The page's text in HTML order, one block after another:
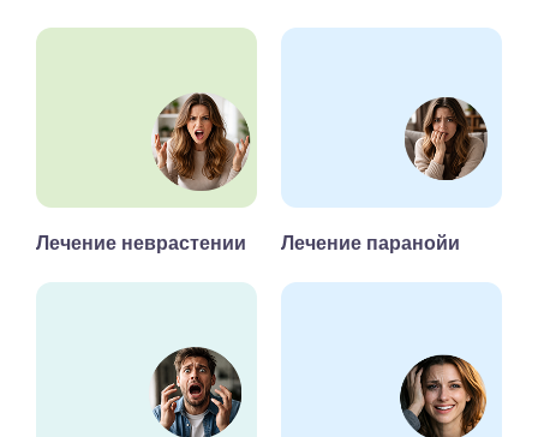
Лечение неврастении Лечение паранойи